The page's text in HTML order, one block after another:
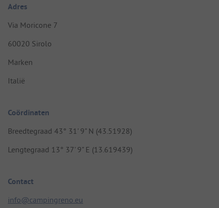
Adres
Via Moricone 7
60020 Sirolo
Marken
Italië
Coördinaten
Breedtegraad 43° 31' 9" N (43.51928)
Lengtegraad 13° 37' 9" E (13.619439)
Contact
info@campingreno.eu